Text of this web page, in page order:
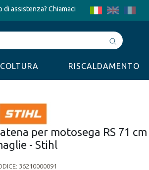
di assistenza? Chiamaci
Avvia
ricerca
RISCALDAMENTO
per motosega RS 71
- Stihl
36210000091